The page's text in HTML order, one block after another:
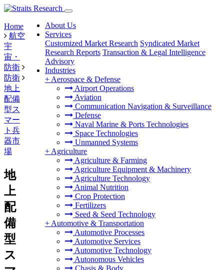
About Us
Services
Customized Market Research Syndicated Market
Research Reports Transaction & Legal Intelligence
Advisory
Industries
+ Aerospace & Defense
Airport Operations
Aviation
Communication Navigation & Surveillance
Defense
Naval Marine & Ports Technologies
Space Technologies
Unmanned Systems
+ Agriculture
Agriculture & Farming
Agriculture Equipment & Machinery
Agriculture Technology
Animal Nutrition
Crop Protection
Fertilizers
Seed & Seed Technology
+ Automotive & Transportation
Automotive Processes
Automotive Services
Automotive Technology
Autonomous Vehicles
Chasis & Body
Home
航空
宇
宙・
防衛
防衛
地上
配備
型ス
マー
ト兵
器市
場
地
上
配
備
型
ス